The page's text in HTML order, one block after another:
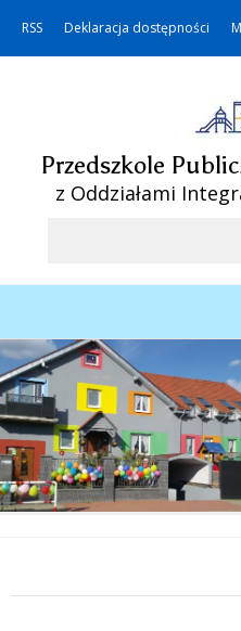
RSS Deklaracja dostępności
Przedszkole
z Oddziałami